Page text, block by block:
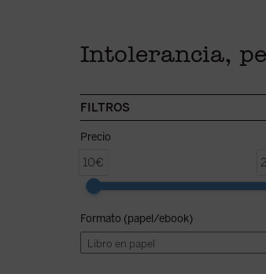
Intolerancia,
FILTROS
Precio
10€
Formato (papel/ebook)